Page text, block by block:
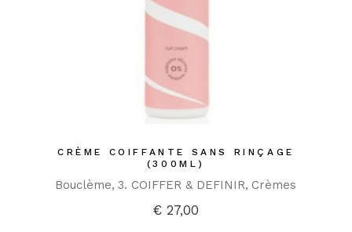
CRÈME COIFFANTE SANS RINÇAGE
(300ML)
Bouclème 3. COIFFER & DEFINIR Crèmes
€ 27,00